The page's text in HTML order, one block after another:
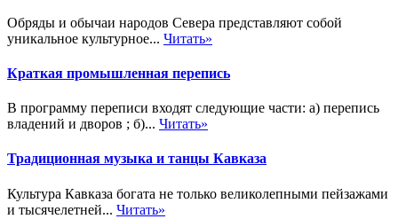
Обряды и обычаи народов Севера представляют собой
уникальное культурное... Читать»
Краткая промышленная перепись
В программу переписи входят следующие части: а) перепись
владений и дворов ; б)... Читать»
Традиционная музыка и танцы Кавказа
Культура Кавказа богата не только великолепными пейзажами
и тысячелетней... Читать»